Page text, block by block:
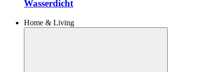
Wasserdicht
Home & Living